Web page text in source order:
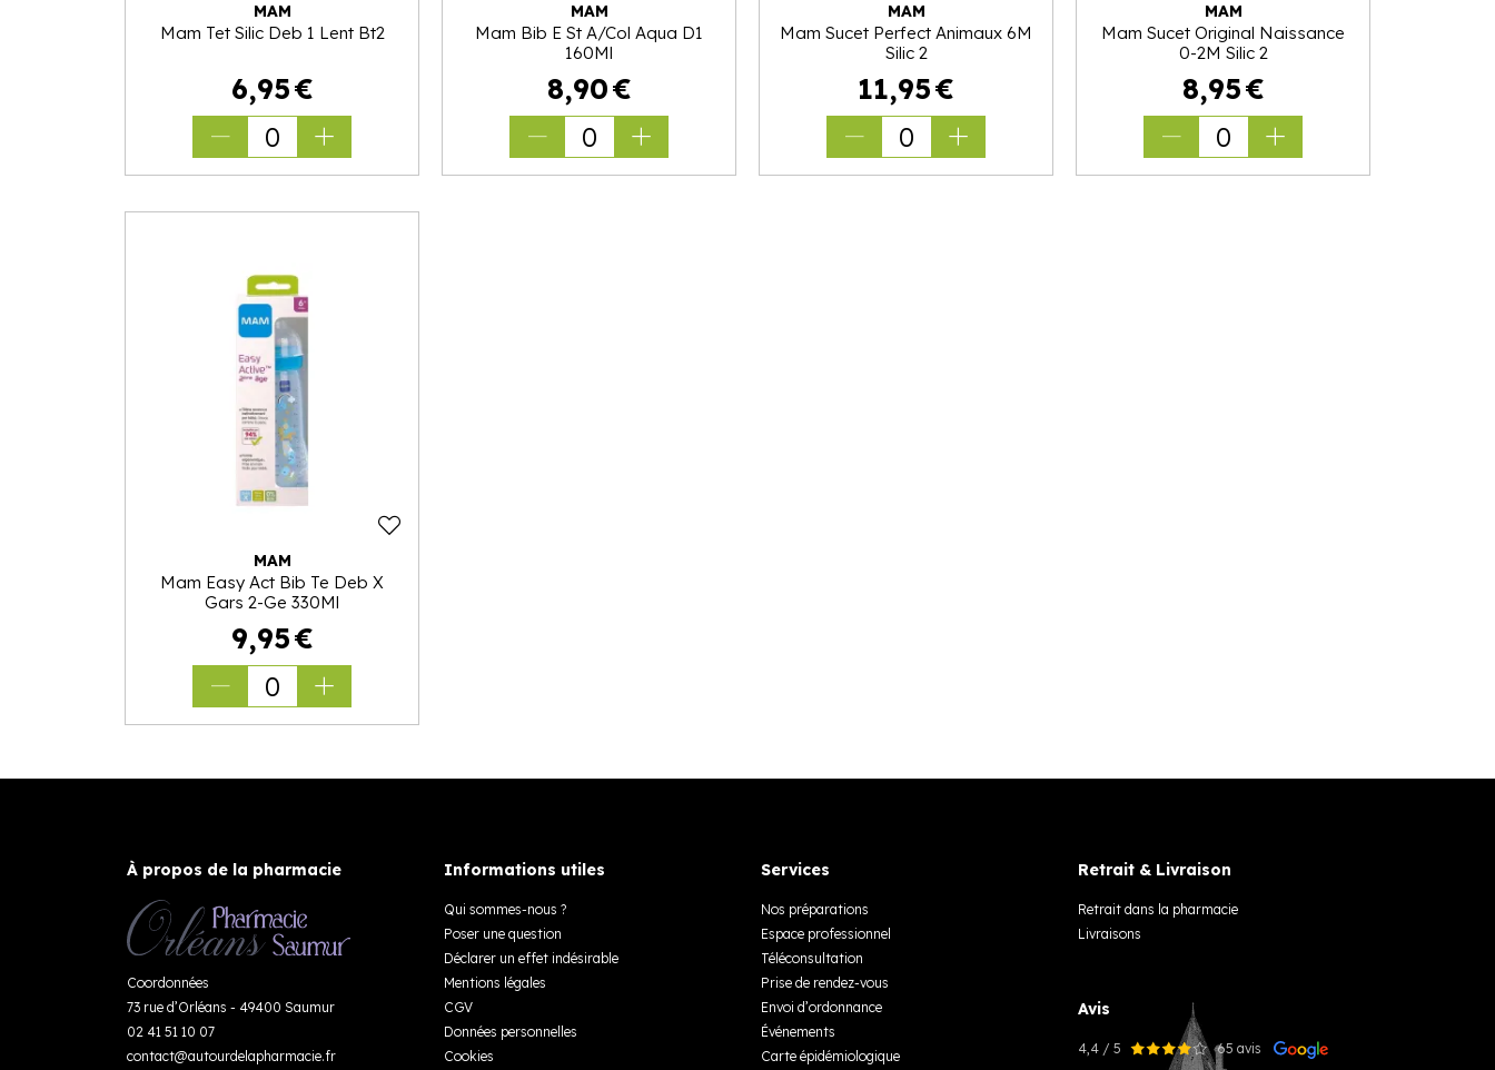
MAM
Mam Tet Silic Deb 1 Lent Bt2
6,95€
0
MAM
Mam Bib E St A/Col Aqua D1
160Ml
8,90€
0
MAM
Mam Sucet Perfect Animaux 6M
Silic 2
11,95€
0
MAM
Mam Sucet Original Naissance
0-2M Silic 2
8,95€
0
MAM
Mam Easy Act Bib Te Deb X
Gars 2-Ge 330Ml
9,95€
0
À propos de la pharmacie
Coordonnées
73 rue d’Orléans - 49400 Saumur
02 41 51 10 07
contact@autourdelapharmacie.fr
Informations utiles
Qui sommes-nous ?
Poser une question
Déclarer un effet indésirable
Mentions légales
CGV
Données personnelles
Cookies
Services
Nos préparations
Espace professionnel
Téléconsultation
Prise de rendez-vous
Envoi d’ordonnance
Événements
Carte épidémiologique
Retrait & Livraison
Retrait dans la pharmacie
Livraisons
Avis
4,4 / 5 65 avis